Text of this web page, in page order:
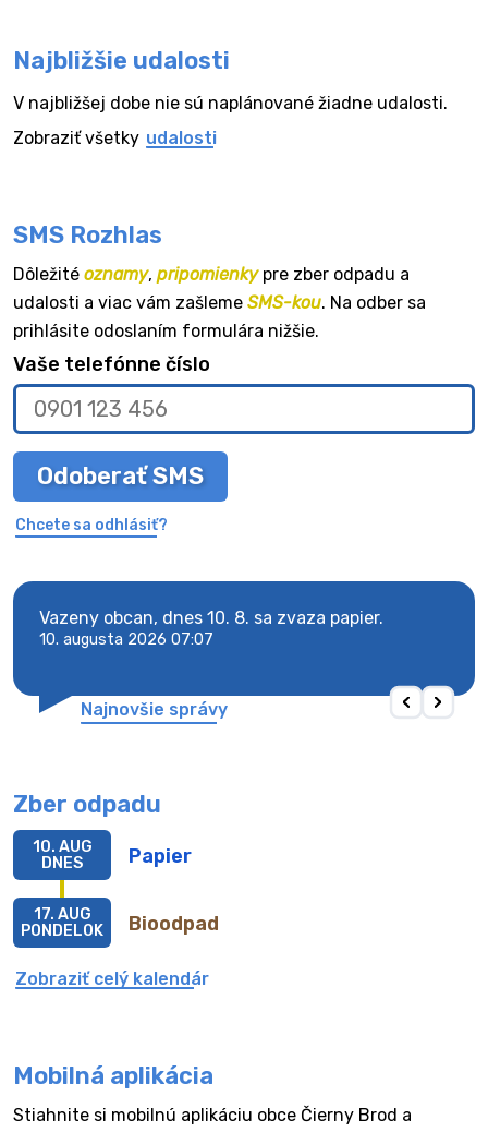
Najbližšie udalosti
V najbližšej dobe nie sú naplánované žiadne udalosti.
Zobraziť všetky udalosti
SMS Rozhlas
Dôležité oznamy, pripomienkypre zber odpadu a
udalosti a viac vám zašleme SMS-kou. Na odber sa
prihlásite odoslaním formulára nižšie.
Vaše telefónne číslo
Odoberať SMS
Chcete sa odhlásiť?
Vazeny obcan, dnes 10. 8. sa zvaza papier.
10. augusta 2026 07:07
Najnovšie správy
Zber odpadu
Papier
10. AUG
DNES
Bioodpad
17. AUG
PONDELOK
Zobraziť celý kalendár
Mobilná aplikácia
Stiahnite si mobilnú aplikáciu obce Čierny Brod a